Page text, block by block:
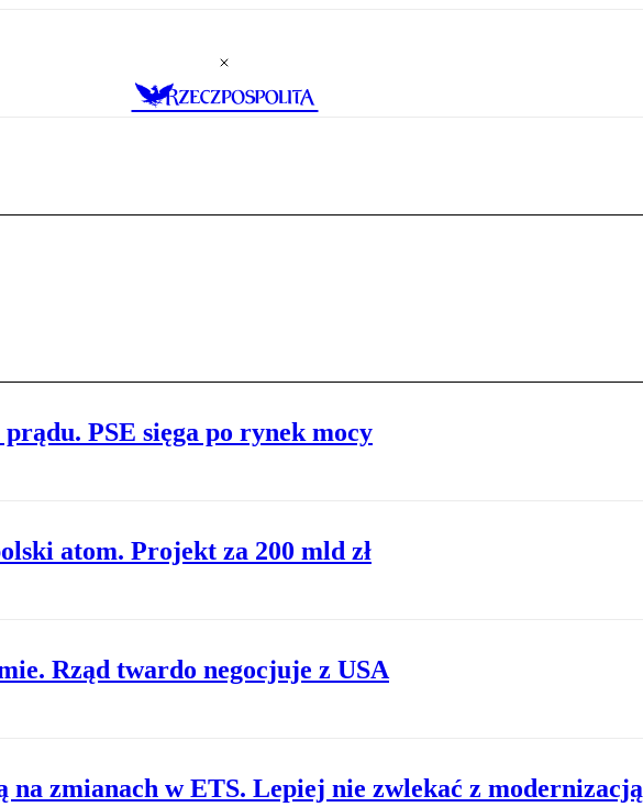
PSE sięga po rynek mocy
atom. Projekt za 200 mld zł
Rząd twardo negocjuje z USA
na zmianach w ETS. Lepiej nie zwlekać z modernizacją